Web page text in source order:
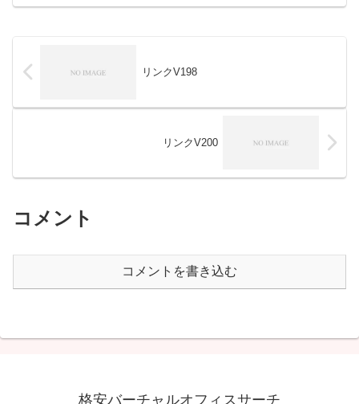
リンクV198
リンクV200
コメント
コメントを書き込む
格安バーチャルオフィスサーチ